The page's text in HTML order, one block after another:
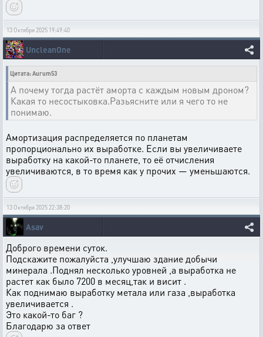
13 Октября 2025 19:49:40
UncleanOne
Цитата: Aurum53
А почему тогда растёт аморта с каждым новым дроном?
Какая то несостыковка.Разьясните или я чего то не
понимаю.
Амортизация распределяется по планетам
пропорционально их выработке. Если вы увеличиваете
выработку на какой-то планете, то её отчисления
увеличиваются, в то время как у прочих — уменьшаются.
13 Октября 2025 22:38:20
Asav
Доброго времени суток.
Подскажите пожалуйста ,улучшаю здание добычи
минерала .Поднял несколько уровней ,а выработка не
растет как было 7200 в месяц,так и висит .
Как поднимаю выработку метала или газа ,выработка
увеличивается .
Это какой-то баг ?
Благодарю за ответ